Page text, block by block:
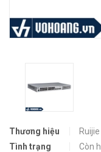
Thương hiệu
Ruijie
Tình trạng
Còn